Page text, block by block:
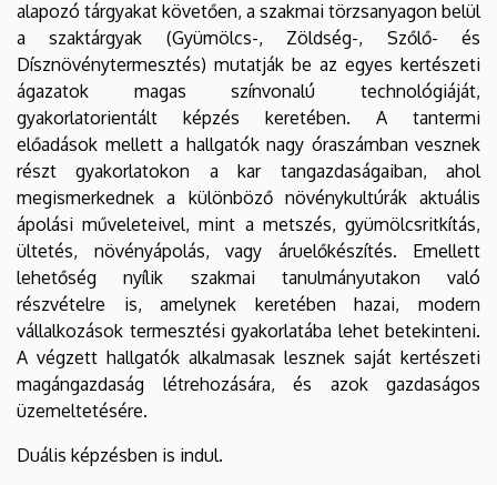
alapozó tárgyakat követően, a szakmai törzsanyagon belül
a szaktárgyak (Gyümölcs-, Zöldség-, Szőlő- és
Dísznövénytermesztés) mutatják be az egyes kertészeti
ágazatok magas színvonalú technológiáját,
gyakorlatorientált képzés keretében. A tantermi
előadások mellett a hallgatók nagy óraszámban vesznek
részt gyakorlatokon a kar tangazdaságaiban, ahol
megismerkednek a különböző növénykultúrák aktuális
ápolási műveleteivel, mint a metszés, gyümölcsritkítás,
ültetés, növényápolás, vagy áruelőkészítés. Emellett
lehetőség nyílik szakmai tanulmányutakon való
részvételre is, amelynek keretében hazai, modern
vállalkozások termesztési gyakorlatába lehet betekinteni.
A végzett hallgatók alkalmasak lesznek saját kertészeti
magángazdaság létrehozására, és azok gazdaságos
üzemeltetésére.
Duális képzésben is indul.